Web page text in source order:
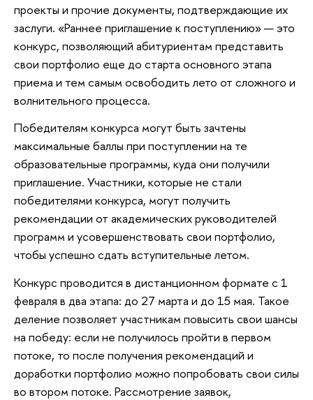
проекты и прочие документы, подтверждающие их
заслуги. «Раннее приглашение к поступлению» — это
конкурс, позволяющий абитуриентам представить
свои портфолио еще до старта основного этапа
приема и тем самым освободить лето от сложного и
волнительного процесса.
Победителям конкурса могут быть зачтены
максимальные баллы при поступлении на те
образовательные программы, куда они получили
приглашение. Участники, которые не стали
победителями конкурса, могут получить
рекомендации от академических руководителей
программ и усовершенствовать свои портфолио,
чтобы успешно сдать вступительные летом.
Конкурс проводится в дистанционном формате с 1
февраля в два этапа: до 27 марта и до 15 мая. Такое
деление позволяет участникам повысить свои шансы
на победу: если не получилось пройти в первом
потоке, то после получения рекомендаций и
доработки портфолио можно попробовать свои силы
во втором потоке. Рассмотрение заявок,